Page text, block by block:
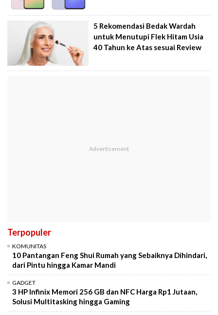
5 Rekomendasi Bedak Wardah
untuk Menutupi Flek Hitam Usia
40 Tahun ke Atas sesuai Review
Terpopuler
KOMUNITAS
10 Pantangan Feng Shui Rumah yang Sebaiknya Dihindari,
dari Pintu hingga Kamar Mandi
GADGET
3 HP Infinix Memori 256 GB dan NFC Harga Rp1 Jutaan,
Solusi Multitasking hingga Gaming